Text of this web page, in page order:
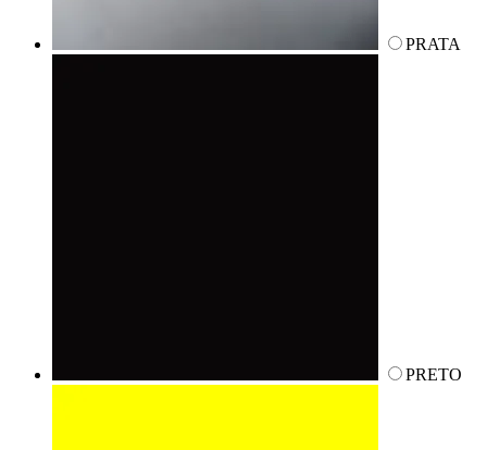
PRATA
PRETO